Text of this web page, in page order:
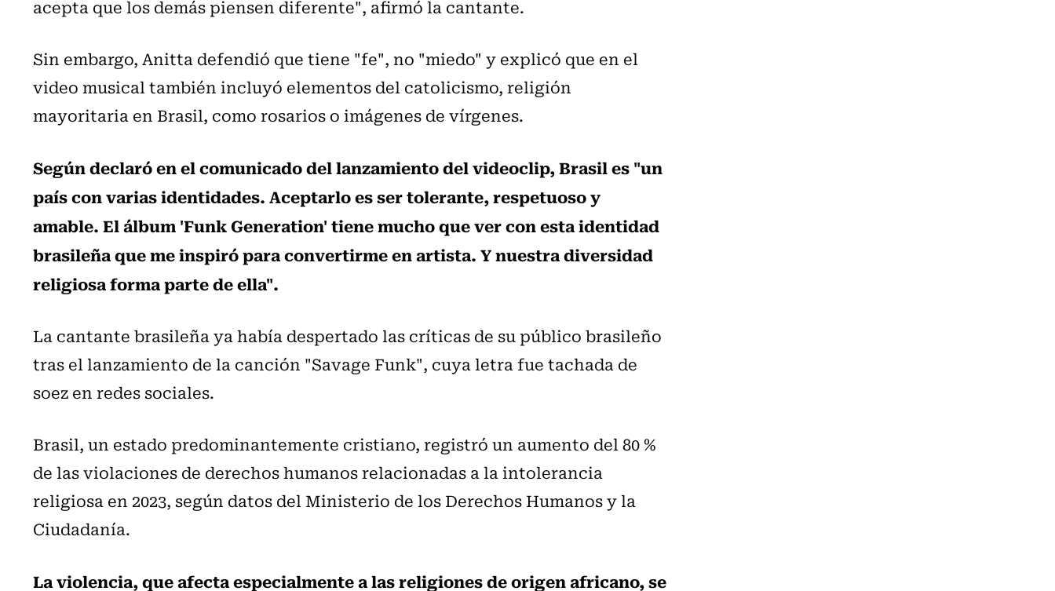
acepta que los demás piensen diferente", afirmó la cantante.
Sin embargo, Anitta defendió que tiene "fe", no "miedo" y explicó que en el
video musical también incluyó elementos del catolicismo, religión
mayoritaria en Brasil, como rosarios o imágenes de vírgenes.
Según declaró en el comunicado del lanzamiento del videoclip, Brasil es "un
país con varias identidades. Aceptarlo es ser tolerante, respetuoso y
amable. El álbum 'Funk Generation' tiene mucho que ver con esta identidad
brasileña que me inspiró para convertirme en artista. Y nuestra diversidad
religiosa forma parte de ella".
La cantante brasileña ya había despertado las críticas de su público brasileño
tras el lanzamiento de la canción "Savage Funk", cuya letra fue tachada de
soez en redes sociales.
Brasil, un estado predominantemente cristiano, registró un aumento del 80 %
de las violaciones de derechos humanos relacionadas a la intolerancia
religiosa en 2023, según datos del Ministerio de los Derechos Humanos y la
Ciudadanía.
La violencia, que afecta especialmente a las religiones de origen africano, se